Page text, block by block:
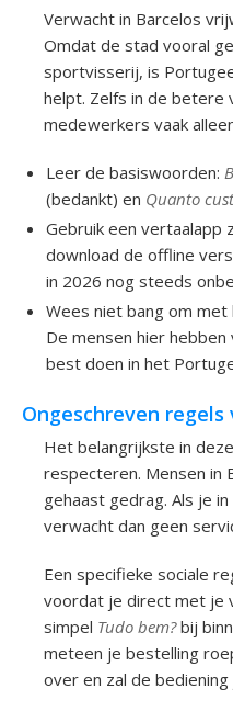
Verwacht in Barcelos
Omdat de stad vooral
sportvisserij, is
helpt. Zelfs in de betere
medewerkers vaak
Leer de basiswoorden:
(bedankt) en Quanto
Gebruik een vertaalapp
download de offline
in 2026 nog steeds
Wees niet bang om
De mensen hier
best doen in het
Ongeschreven
Het belangrijkste in
respecteren. Mensen in
gehaast gedrag. Als je
verwacht dan geen
Een specifieke sociale
voordat je direct met je
simpel Tudo bem?bij
meteen je bestelling
over en zal de